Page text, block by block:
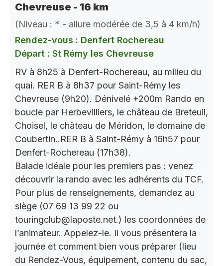
Chevreuse - 16 km
(Niveau : * - allure modérée de 3,5 à 4 km/h)
Rendez-vous : Denfert Rochereau
Départ : St Rémy les Chevreuse
RV à 8h25 à Denfert-Rochereau, au milieu du
quai. RER B à 8h37 pour Saint-Rémy les
Chevreuse (9h20). Dénivelé +200m Rando en
boucle par Herbevilliers, le château de Breteuil,
Choisel, le château de Méridon, le domaine de
Coubertin..RER B à Saint-Rémy à 16h57 pour
Denfert-Rochereau (17h38).
Balade idéale pour les premiers pas : venez
découvrir la rando avec les adhérents du TCF.
Pour plus de renseignements, demandez au
siège (07 69 13 99 22 ou
touringclub@laposte.net.) les coordonnées de
l’animateur. Appelez-le. Il vous présentera la
journée et comment bien vous préparer (lieu
du Rendez-Vous, équipement, contenu du sac,